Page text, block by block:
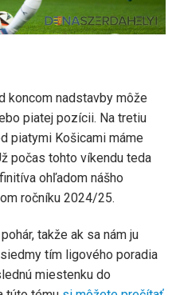
koncom nadstavby môže
piatej pozícii. Na tretiu
piatymi Košicami máme
počas tohto víkendu teda
ohľadom nášho
ročníku 2024/25.
takže ak sa nám ju
tím ligového poradia
miestenku do